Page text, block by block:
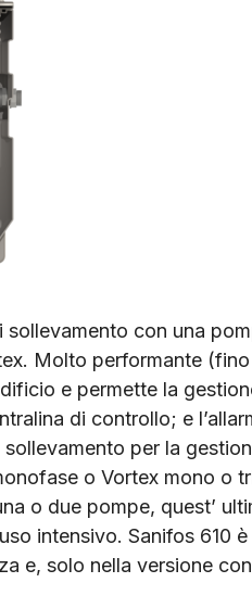
sollevamento con una
Molto performante
e permette la
di controllo; e
per la
o Vortex mono o
o due pompe, quest’
intensivo. Sanifos 610
e, solo nella versione